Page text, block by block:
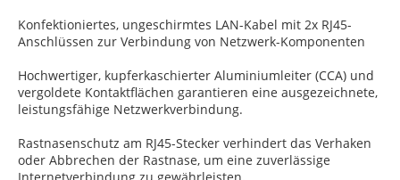
Konfektioniertes, ungeschirmtes LAN-Kabel mit 2x RJ45-
Anschlüssen zur Verbindung von Netzwerk-Komponenten
Hochwertiger, kupferkaschierter Aluminiumleiter (CCA) und
vergoldete Kontaktflächen garantieren eine ausgezeichnete,
leistungsfähige Netzwerkverbindung.
Rastnasenschutz am RJ45-Stecker verhindert das Verhaken
oder Abbrechen der Rastnase, um eine zuverlässige